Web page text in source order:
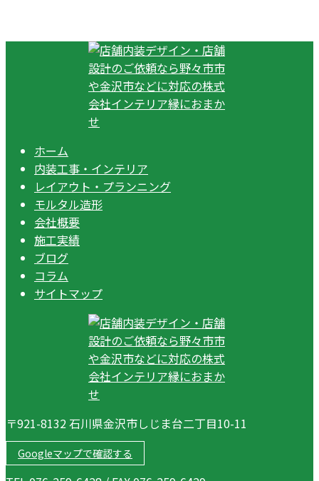
ホーム
内装工事・インテリア
レイアウト・プランニング
モルタル造形
会社概要
施工実績
ブログ
コラム
サイトマップ
〒921-8132 石川県金沢市しじま台二丁目10-11
Googleマップで確認する